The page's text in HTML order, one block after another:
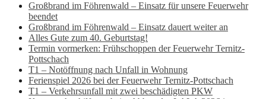
Großbrand im Föhrenwald – Einsatz für unsere Feuerwehr
beendet
Großbrand im Föhrenwald – Einsatz dauert weiter an
Alles Gute zum 40. Geburtstag!
Termin vormerken: Frühschoppen der Feuerwehr Ternitz-
Pottschach
T1 – Notöffnung nach Unfall in Wohnung
Ferienspiel 2026 bei der Feuerwehr Ternitz-Pottschach
T1 – Verkehrsunfall mit zwei beschädigten PKW